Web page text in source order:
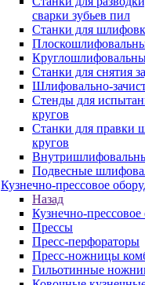
сварки зубьев пил
Станки для
Станки для снятия
Шлифовально-
Стенды для
кругов
Станки для правки
кругов
Подвесные
Кузнечно-прессовое
Назад
Кузнечно-
Прессы
Пресс-перфораторы
Пресс-ножницы
Гильотинные